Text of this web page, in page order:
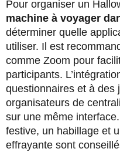
Pour organiser un
machine à voyager
déterminer quelle
utiliser. Il est
comme Zoom pour
participants.
questionnaires et à des
organisateurs de
sur une même
festive, un habillage et
effrayante sont